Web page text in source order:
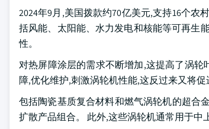
2024年9月,美国拨款约70亿美元,支持16个
括风能、太阳能、水力发电和核能等可再生
性。
对热屏障涂层的需求不断增加,这提高了涡
障,优化维护,刺激涡轮机性能,这反过来又将促
包括陶瓷基质复合材料和燃气涡轮机的超合
扩散产品组合。 此外,这些涡轮机通常用于中